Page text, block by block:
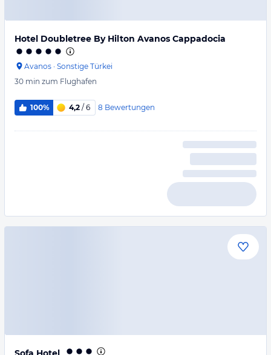
Hotel Doubletree By Hilton Avanos Cappadocia
Avanos · Sonstige Türkei
30 min zum Flughafen
100% 4,2 / 6 8 Bewertungen